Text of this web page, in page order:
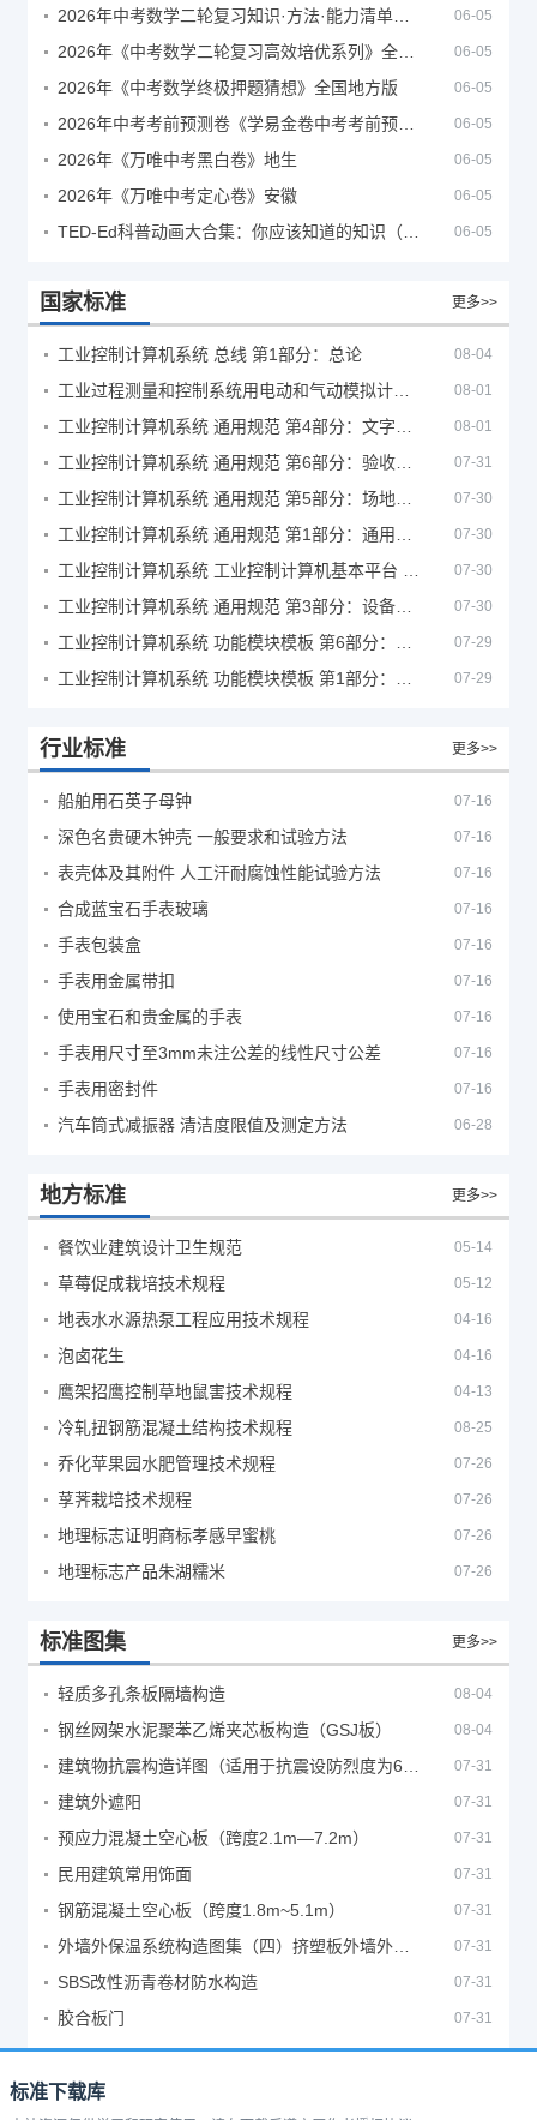
06-05
06-05
2026年《中考数学终极押题猜想》全国地方版 06-05
06-05
2026年《万唯中考黑白卷》地生 06-05
2026年《万唯中考定心卷》安徽 06-05
06-05
国家标准 更多>>
工业控制计算机系统 总线 第1部分：总论 08-04
08-01
08-01
07-31
07-30
07-30
07-30
07-30
07-29
07-29
行业标准 更多>>
船舶用石英子母钟 07-16
深色名贵硬木钟壳 一般要求和试验方法 07-16
表壳体及其附件 人工汗耐腐蚀性能试验方法 07-16
合成蓝宝石手表玻璃 07-16
手表包装盒 07-16
手表用金属带扣 07-16
使用宝石和贵金属的手表 07-16
手表用尺寸至3mm未注公差的线性尺寸公差 07-16
手表用密封件 07-16
汽车筒式减振器 清洁度限值及测定方法 06-28
地方标准 更多>>
餐饮业建筑设计卫生规范 05-14
草莓促成栽培技术规程 05-12
地表水水源热泵工程应用技术规程 04-16
泡卤花生 04-16
鹰架招鹰控制草地鼠害技术规程 04-13
冷轧扭钢筋混凝土结构技术规程 08-25
乔化苹果园水肥管理技术规程 07-26
莩荠栽培技术规程 07-26
地理标志证明商标孝感早蜜桃 07-26
地理标志产品朱湖糯米 07-26
标准图集 更多>>
轻质多孔条板隔墙构造 08-04
钢丝网架水泥聚苯乙烯夹芯板构造（GSJ板） 08-04
07-31
建筑外遮阳 07-31
预应力混凝土空心板（跨度2.1m—7.2m） 07-31
民用建筑常用饰面 07-31
钢筋混凝土空心板（跨度1.8m~5.1m） 07-31
07-31
SBS改性沥青卷材防水构造 07-31
胶合板门 07-31
标准下载库